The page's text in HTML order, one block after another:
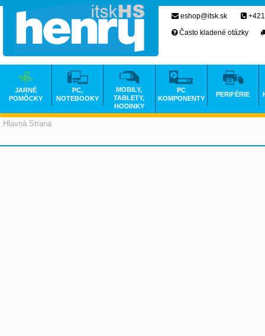
Hlavná Strana
eshop@itsk.sk
Často kladené otázky
JARNÉ
POMÔCKY
PC,
NOTEBOOKY
MOBILY,
TABLETY,
HODINKY
PC
KOMPONENTY
PERIFÉRIE